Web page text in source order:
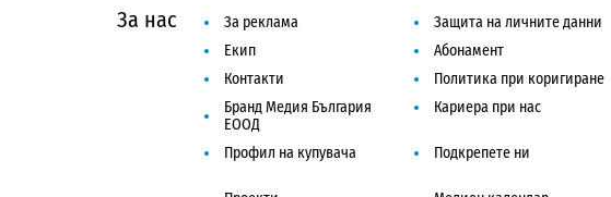
За нас За реклама Защита на личните данни
Екип
Абонамент
Контакти
Политика при коригиране
Бранд Медия България
ЕООД
Кариера при нас
Профил на купувача Подкрепете ни